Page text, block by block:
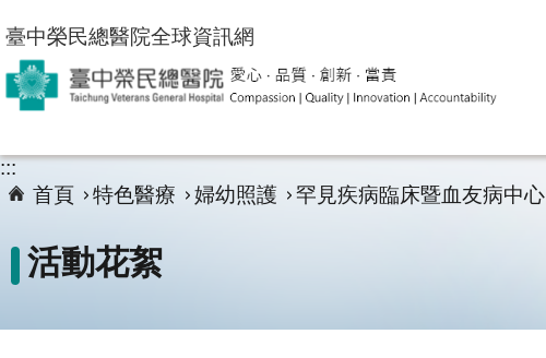
跳到主要內容區塊
臺中榮民總醫院全球資訊網
:::
首頁
特色醫療 婦幼照護 罕見疾病臨床暨血友病中心
活動花絮